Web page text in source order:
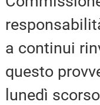
a continui
questo
lunedì